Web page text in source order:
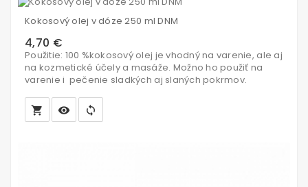
do
košíka
Kokosový olej v dóze 250 ml DNM
4,70 €
Použitie: 100 %kokosový olej je vhodný na varenie, ale aj
na kozmetické účely a masáže. Možno ho použiť na
varenie i pečenie sladkých aj slaných pokrmov.
local_grocery_store visibility sync